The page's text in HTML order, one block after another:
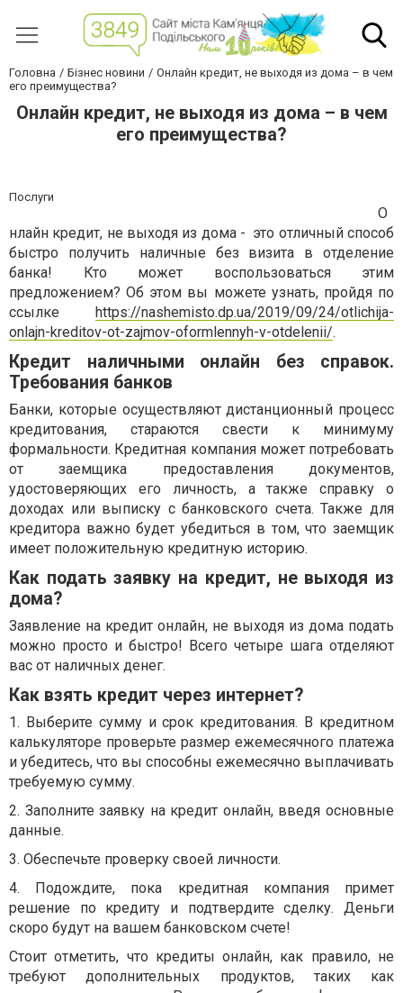
Головна Бізнес новини
Онлайн кредит, не выходя из дома – в чем
его преимущества?
Онлайн кредит, не выходя из дома – в чем
его преимущества?
Послуги
О
нлайн кредит, не выходя из дома - это отличный способ
быстро получить наличные без визита в отделение
банка! Кто может воспользоваться этим
предложением? Об этом вы можете узнать, пройдя по
ссылке https://nashemisto.dp.ua/2019/09/24/otlichija-
onlajn-kreditov-ot-zajmov-oformlennyh-v-otdelenii/.
Кредит наличными онлайн без справок.
Требования банков
Банки, которые осуществляют дистанционный процесс
кредитования, стараются свести к минимуму
формальности. Кредитная компания может потребовать
от заемщика предоставления документов,
удостоверяющих его личность, а также справку о
доходах или выписку с банковского счета. Также для
кредитора важно будет убедиться в том, что заемщик
имеет положительную кредитную историю.
Как подать заявку на кредит, не выходя из
дома?
Заявление на кредит онлайн, не выходя из дома подать
можно просто и быстро! Всего четыре шага отделяют
вас от наличных денег.
Как взять кредит через интернет?
1. Выберите сумму и срок кредитования. В кредитном
калькуляторе проверьте размер ежемесячного платежа
и убедитесь, что вы способны ежемесячно выплачивать
требуемую сумму.
2. Заполните заявку на кредит онлайн, введя основные
данные.
3. Обеспечьте проверку своей личности.
4. Подождите, пока кредитная компания примет
решение по кредиту и подтвердите сделку. Деньги
скоро будут на вашем банковском счете!
Стоит отметить, что кредиты онлайн, как правило, не
требуют дополнительных продуктов, таких как